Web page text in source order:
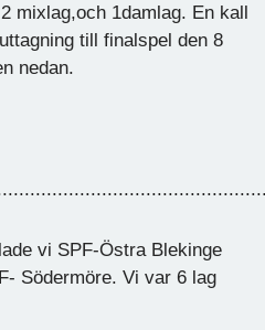
mixlag,och 1damlag. En kall
till finalspel den 8
nedan.
vi SPF-Östra Blekinge
Södermöre. Vi var 6 lag